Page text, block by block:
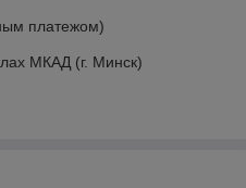
платежом)
МКАД (г. Минск)